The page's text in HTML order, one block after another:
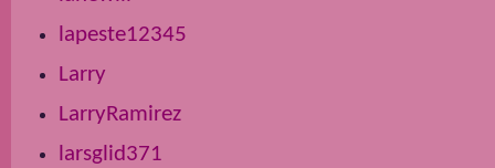
lapeste12345
Larry
LarryRamirez
larsglid371